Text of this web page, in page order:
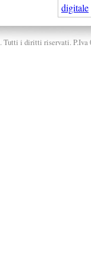
digitale
i diritti riservati. P.Iva